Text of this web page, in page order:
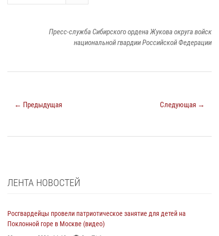
Пресс-служба Сибирского ордена Жукова округа войск
национальной гвардии Российской Федерации
← Предыдущая Следующая →
ЛЕНТА НОВОСТЕЙ
Росгвардейцы провели патриотическое занятие для детей на
Поклонной горе в Москве (видео)